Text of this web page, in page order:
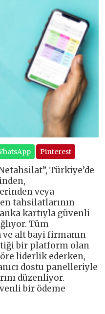
Pinterest
Türkiye’de
veya
tahsilatlarının
kartıyla güvenli
Tüm
alt bayi firmanın
bir platform olan
liderlik ederken,
dostu panelleriyle
düzenliyor.
bir ödeme